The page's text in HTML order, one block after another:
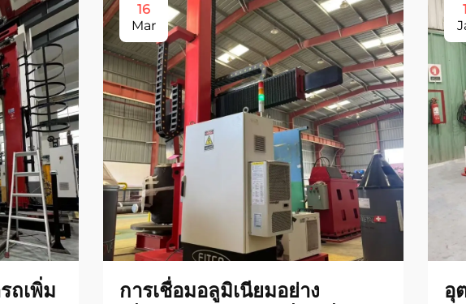
ถเพิ่ม
16
Mar
การเชื่อมอลูมิเนียมอย่าง
อุ